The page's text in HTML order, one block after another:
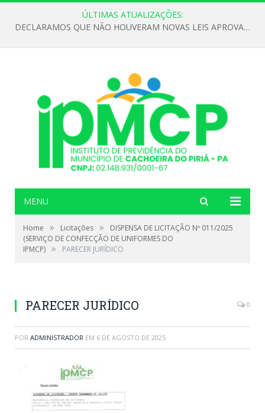
ÚLTIMAS ATUALIZAÇÕES:
DECLARAMOS QUE NÃO HOUVERAM NOVAS LEIS APROVADAS ATÉ O MOMENTO PARA O INSTITUTO DE PREVIDÊNCIA NO ANO DE 2026
MENU
Home » Licitações »
DISPENSA DE LICITAÇÃO Nº 011/2025
(SERVIÇO DE CONFECÇÃO DE UNIFORMES DO
IPMCP) » PARECER JURÍDICO
PARECER JURÍDICO 0
POR ADMINISTRADOR EM 6 DE AGOSTO DE 2025